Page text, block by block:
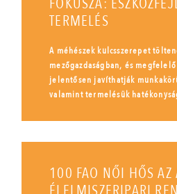
TERMELÉS
A méhészek kulcsszerepet
mezőgazdaságban, és
jelentősen javíthatják
valamint termelésük
100 FAO NŐI HŐS AZ